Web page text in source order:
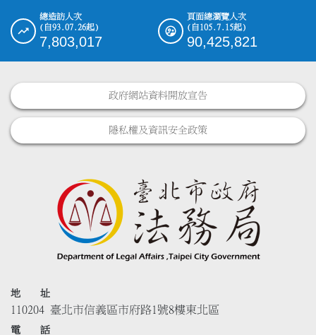
總造訪人次
(自93.07.26起)
7,803,017
頁面總瀏覽人次
(自105.7.15起)
90,425,821
政府網站資料開放宣告
隱私權及資訊安全政策
地 址
110204 臺北市信義區市府路1號8樓東北區
電 話